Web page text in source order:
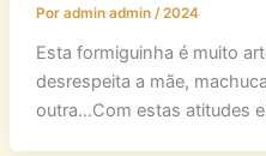
Por admin admin /2024
Esta formiguinha é muito
desrespeita a mãe,
outra…Com estas atitudes